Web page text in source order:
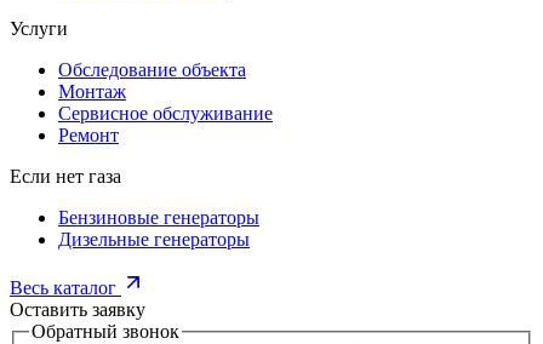
Услуги
Обследование объекта
Монтаж
Сервисное обслуживание
Ремонт
Если нет газа
Бензиновые генераторы
Дизельные генераторы
Весь каталог
Оставить заявку
Обратный звонок